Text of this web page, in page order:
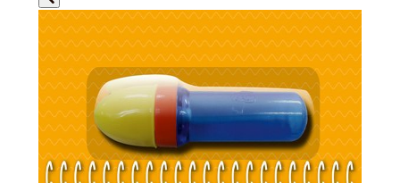
Wat is je e-mailadres?*
Aanmelden
We gebruiken je gegevens om contact op te nemen, in
overeenstemming met ons
privacybeleid.